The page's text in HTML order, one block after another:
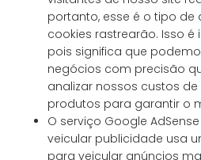
portanto, esse é o tipo de
cookies rastrearão. Isso
pois significa que
negócios com precisão
analizar nossos custos
produtos para garantir o
O serviço Google
veicular publicidade usa
para veicular anúncios